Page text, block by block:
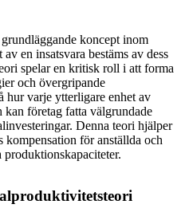
koncept inom
en insatsvara bestäms av dess
spelar en kritisk roll i att forma
och övergripande
hur varje ytterligare enhet av
företag fatta välgrundade
Denna teori hjälper
kompensation för anställda och
produktionskapaciteter.